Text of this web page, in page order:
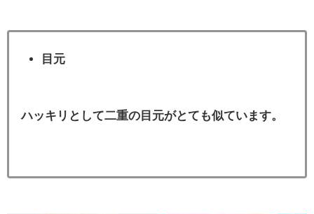
目元
ハッキリとして二重の目元がとても似ています。